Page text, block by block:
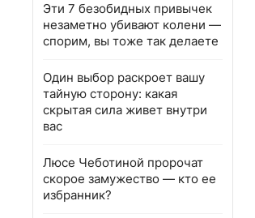
Эти 7 безобидных привычек
незаметно убивают колени —
спорим, вы тоже так делаете
Один выбор раскроет вашу
тайную сторону: какая
скрытая сила живет внутри
вас
Люсе Чеботиной пророчат
скорое замужество — кто ее
избранник?